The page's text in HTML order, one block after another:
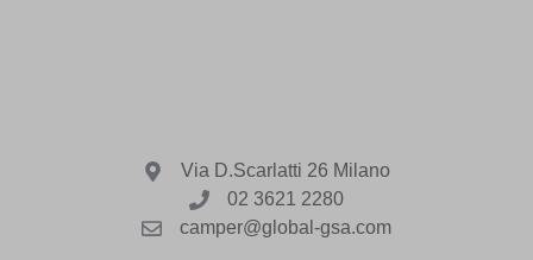
Via D.Scarlatti 26 Milano
02 3621 2280
camper@global-gsa.com